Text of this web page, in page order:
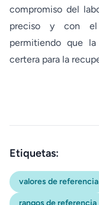
compromiso del
preciso y con el
permitiendo que
certera para la
Etiquetas:
valores de referencia
rangos de referencia